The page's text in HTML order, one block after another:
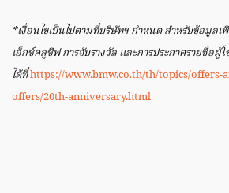
*เงื่อนไขเป็นไปตามที่บริษัทฯ กำหนดสำหรับข้อมูลเ
เอ็กซ์คลูซีฟ การจับรางวัล และการประกาศรายชื่อผู้
ได้ที่https://www.bmw.co.th/th/topics/offers-
offers/20th-anniversary.html